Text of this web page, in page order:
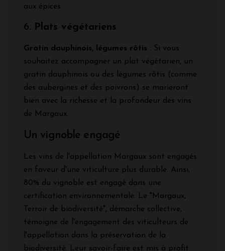
aux épices.
6. Plats végétariens
Gratin dauphinois, légumes rôtis : Si vous
souhaitez accompagner un plat végétarien, un
gratin dauphinois ou des légumes rôtis (comme
des aubergines et des poivrons) se marieront
bien avec la richesse et la profondeur des vins
de Margaux.
Un vignoble engagé
Les vins de l'appellation Margaux sont engagés
en faveur d'une viticulture plus durable. Ainsi,
80% du vignoble est engagé dans une
certification environnementale. Le "Margaux,
Terroir de biodiversité", démarche collective,
témoigne de l'engagement des viticulteurs de
l'appellation dans la préservation de la
biodiversité. Leur savoir-faire est mis à profit